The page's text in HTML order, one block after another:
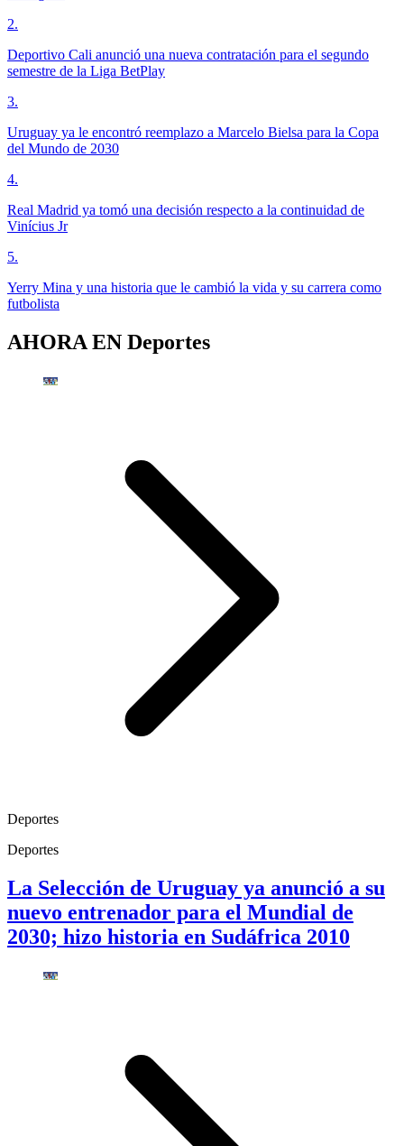
2.
Deportivo Cali anunció una nueva contratación para el segundo
semestre de la Liga BetPlay
3.
Uruguay ya le encontró reemplazo a Marcelo Bielsa para la Copa
del Mundo de 2030
4.
Real Madrid ya tomó una decisión respecto a la continuidad de
Vinícius Jr
5.
Yerry Mina y una historia que le cambió la vida y su carrera como
futbolista
AHORA EN Deportes
Deportes
Deportes
La Selección de Uruguay ya anunció a su
nuevo entrenador para el Mundial de
2030; hizo historia en Sudáfrica 2010